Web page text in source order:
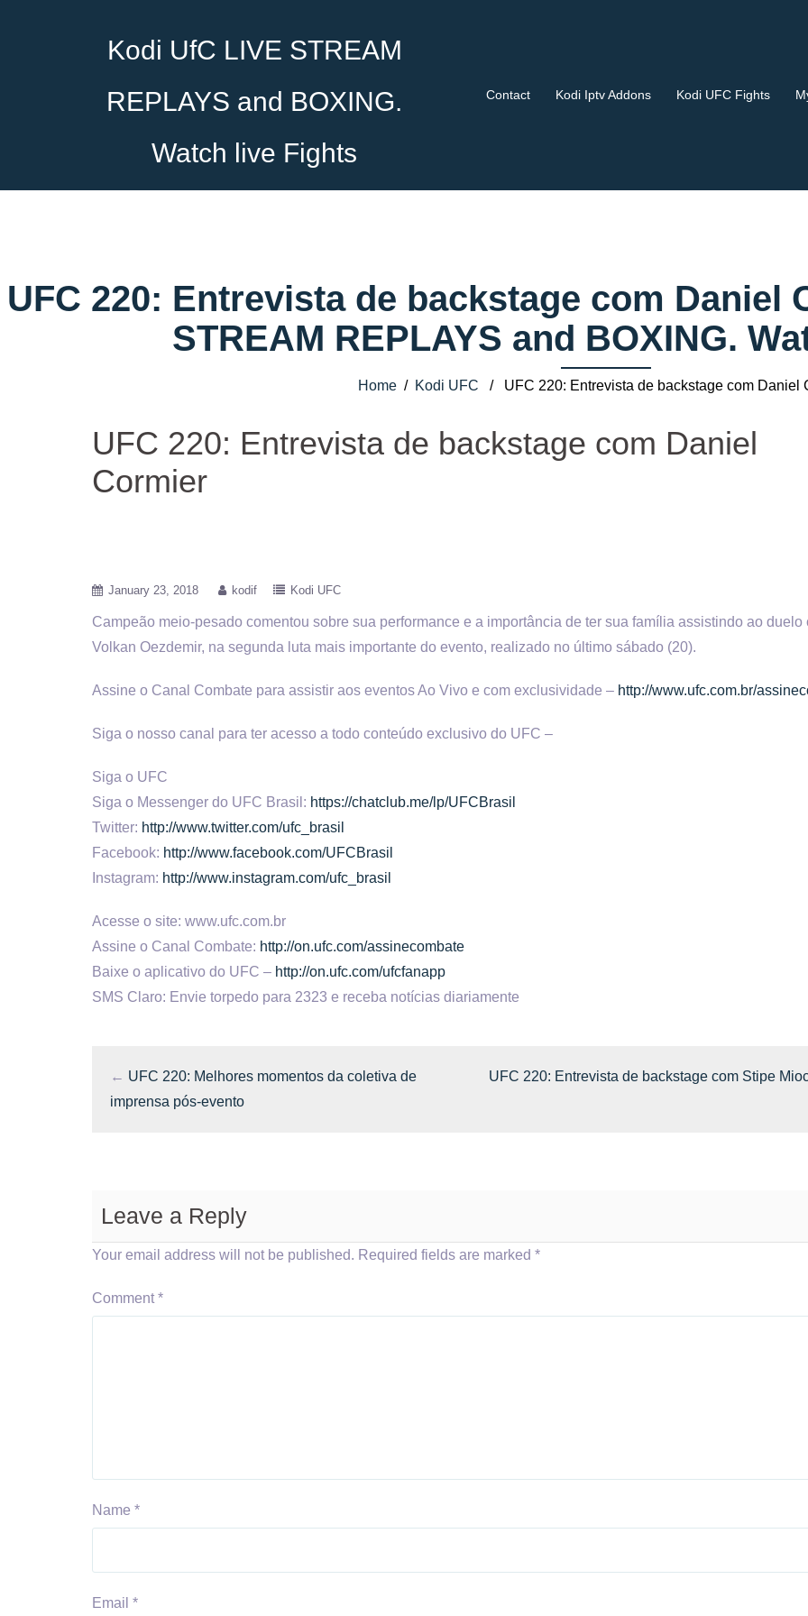
Kodi UfC LIVE STREAM
REPLAYS and BOXING.
Watch live Fights
Contact Kodi Iptv Addons Kodi UFC Fights
UFC 220: Entrevista de backstage com Daniel
STREAM REPLAYS and BOXING.
Home/ Kodi UFC / UFC 220: Entrevista de backstage com Daniel
UFC 220: Entrevista de backstage com Daniel
Cormier
January 23, 2018 kodif Kodi UFC
Campeão meio-pesado comentou sobre sua performance e a importância de ter sua família assistindo ao duelo
Volkan Oezdemir, na segunda luta mais importante do evento, realizado no último sábado (20).
Assine o Canal Combate para assistir aos eventos Ao Vivo e com exclusividade – http://www.ufc.com.br/
Siga o nosso canal para ter acesso a todo conteúdo exclusivo do UFC –
Siga o UFC
Siga o Messenger do UFC Brasil: https://chatclub.me/lp/UFCBrasil
Twitter: http://www.twitter.com/ufc_brasil
Facebook: http://www.facebook.com/UFCBrasil
Instagram: http://www.instagram.com/ufc_brasil
Acesse o site: www.ufc.com.br
Assine o Canal Combate: http://on.ufc.com/assinecombate
Baixe o aplicativo do UFC – http://on.ufc.com/ufcfanapp
SMS Claro: Envie torpedo para 2323 e receba notícias diariamente
← UFC 220: Melhores momentos da coletiva de
imprensa pós-evento
UFC 220: Entrevista de backstage com Stipe
Leave a Reply
Your email address will not be published. Required fields are marked *
Comment *
Name *
Email *